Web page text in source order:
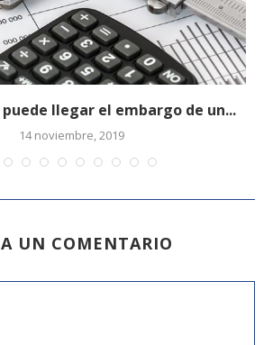
llegar el embargo de un...
14 noviembre, 2019
UN COMENTARIO